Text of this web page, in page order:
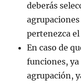
deberás
pertenezca
En caso de
funciones, ya
agrupación,